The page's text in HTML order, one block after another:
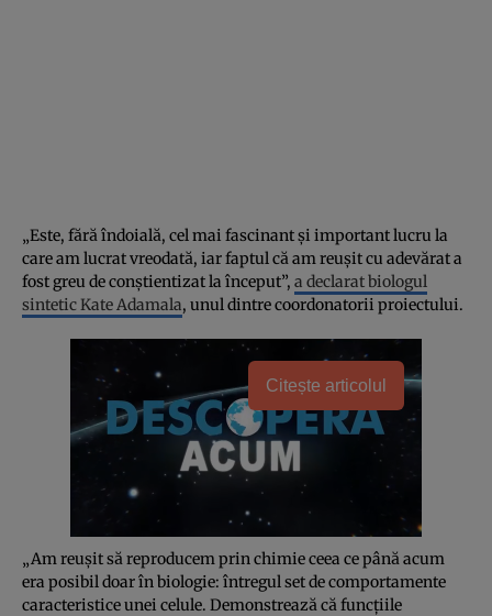
„Este, fără îndoială, cel mai fascinant și important lucru la
care am lucrat vreodată, iar faptul că am reușit cu adevărat a
fost greu de conștientizat la început”, a declarat biologul
sintetic Kate Adamala, unul dintre coordonatorii proiectului.
Citește articolul
„Am reușit să reproducem prin chimie ceea ce până acum
era posibil doar în biologie: întregul set de comportamente
caracteristice unei celule. Demonstrează că funcțiile